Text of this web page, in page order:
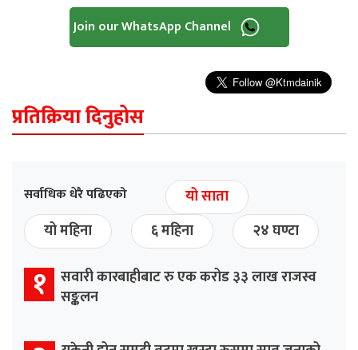
Join our WhatsApp Channel
प्रतिक्रिया दिनुहोस
सर्वाधिक धेरै पढिएको
यो साता
यो महिना
६ महिना २४ घण्टा
१ सवारी कारबाहीबाट रु एक करोड ३३ लाख राजस्व
सङ्कलन